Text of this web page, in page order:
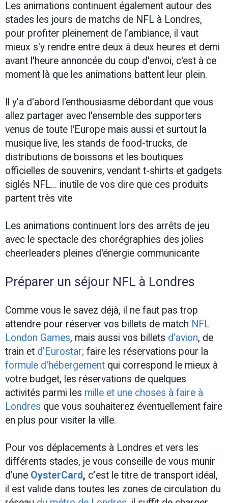
Les animations continuent également autour des
stades les jours de matchs de NFL à Londres,
pour profiter pleinement de l’ambiance, il vaut
mieux s'y rendre entre deux à deux heures et demi
avant l'heure annoncée du coup d'envoi, c'est à ce
moment là que les animations battent leur plein.
Il y'a d'abord l'enthousiasme débordant que vous
allez partager avec l'ensemble des supporters
venus de toute l'Europe mais aussi et surtout la
musique live, les stands de food-trucks, de
distributions de boissons et les boutiques
officielles de souvenirs, vendant t-shirts et gadgets
siglés NFL... inutile de vos dire que ces produits
partent très vite
Les animations continuent lors des arrêts de jeu
avec le spectacle des chorégraphies des jolies
cheerleaders pleines d'énergie communicante
Préparer un séjour NFL à Londres
Comme vous le savez déjà, il ne faut pas trop
attendre pour réserver vos billets de match NFL
London Games, mais aussi vos billets d’avion, de
train et d’Eurostar; faire les réservations pour la
formule d'hébergement qui correspond le mieux à
votre budget, les réservations de quelques
activités parmi les mille et une choses à faire à
Londres que vous souhaiterez éventuellement faire
en plus pour visiter la ville.
Pour vos déplacements à Londres et vers les
différents stades, je vous conseille de vous munir
d’une OysterCard, c’est le titre de transport idéal,
il est valide dans toutes les zones de circulation du